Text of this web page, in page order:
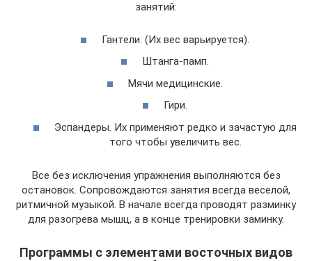
занятий:
Гантели. (Их вес варьируется).
Штанга-памп.
Мячи медицинские.
Гири.
Эспандеры. Их применяют редко и зачастую для
того чтобы увеличить вес.
Все без исключения упражнения выполняются без
остановок. Сопровождаются занятия всегда веселой,
ритмичной музыкой. В начале всегда проводят разминку
для разогрева мышц, а в конце тренировки заминку.
Программы с элементами восточных видов